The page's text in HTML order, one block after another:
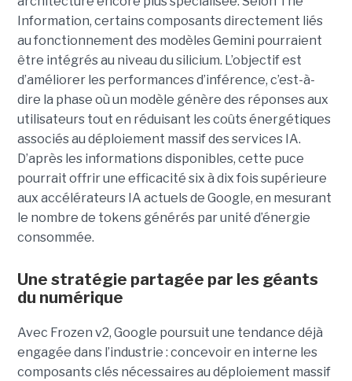
Information, certains composants directement liés
au fonctionnement des modèles Gemini pourraient
être intégrés au niveau du silicium. L’objectif est
d’améliorer les performances d’inférence, c’est-à-
dire la phase où un modèle génère des réponses aux
utilisateurs tout en réduisant les coûts énergétiques
associés au déploiement massif des services IA.
D’après les informations disponibles, cette puce
pourrait offrir une efficacité six à dix fois supérieure
aux accélérateurs IA actuels de Google, en mesurant
le nombre de tokens générés par unité d’énergie
consommée.
Une stratégie partagée par les géants
du numérique
Avec Frozen v2, Google poursuit une tendance déjà
engagée dans l’industrie : concevoir en interne les
composants clés nécessaires au déploiement massif